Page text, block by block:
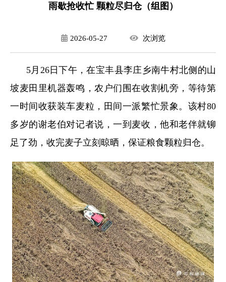
雨歇抢收忙 颗粒尽归仓（组图）
2026-05-27 次浏览
5月26日下午，在宝丰县李庄乡南牛村北侧的山
坡麦田里机器轰鸣，农户们围在收割机旁，等待第
一时间收获装车麦粒，田间一派繁忙景象。该村80
多岁的谢老伯对记者说，一到麦收，他和老伴就铆
足了劲，收完麦子立刻晾晒，保证粮食颗粒归仓。